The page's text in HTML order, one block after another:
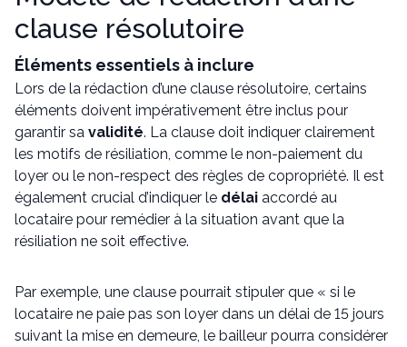
clause résolutoire
Éléments essentiels à inclure
Lors de la rédaction d’une clause résolutoire, certains
éléments doivent impérativement être inclus pour
garantir sa validité. La clause doit indiquer clairement
les motifs de résiliation, comme le non-paiement du
loyer ou le non-respect des règles de copropriété. Il est
également crucial d’indiquer le délai accordé au
locataire pour remédier à la situation avant que la
résiliation ne soit effective.
Par exemple, une clause pourrait stipuler que « si le
locataire ne paie pas son loyer dans un délai de 15 jours
suivant la mise en demeure, le bailleur pourra considérer